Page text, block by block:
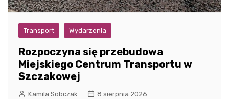
Transport Wydarzenia
Rozpoczyna się przebudowa
Miejskiego Centrum Transportu w
Szczakowej
Kamila Sobczak 8 sierpnia 2026